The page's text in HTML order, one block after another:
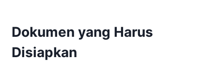
Dokumen yang Harus
Disiapkan